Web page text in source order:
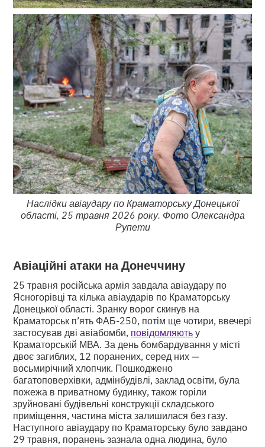
Наслідки авіаудару по Краматорську Донецької
області, 25 травня 2026 року. Фото Олександра
Рупети
Авіаційні атаки на Донеччину
25 травня російська армія завдала авіаудару по
Ясногорівці та кілька авіаударів по Краматорську
Донецької області. Зранку ворог скинув на
Краматорськ п’ять ФАБ-250, потім ще чотири, ввечері
застосував дві авіабомби, повідомляютьу
Краматорській МВА. За день бомбардування у місті
двоє загиблих, 12 поранених, серед них —
восьмирічний хлопчик. Пошкоджено
багатоповерхівки, адмінбудівлі, заклад освіти, була
пожежа в приватному будинку, також горіли
зруйновані будівельні конструкції складського
приміщення, частина міста залишилася без газу.
Наступного авіаудару по Краматорську було завдано
29 травня, поранень зазнала одна людина, було